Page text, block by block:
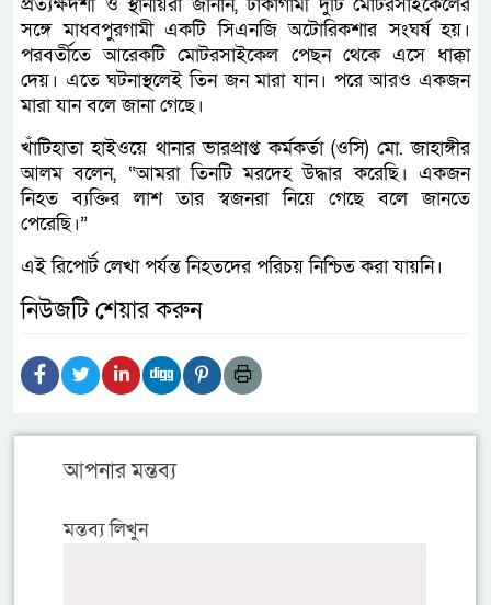
সঙ্গে মাধবপুরগামী একটি সিএনজি অটোরিকশার সংঘর্ষ হয়।
পরবর্তীতে আরেকটি মোটরসাইকেল পেছন থেকে এসে ধাক্কা
দেয়। এতে ঘটনাস্থলেই তিন জন মারা যান। পরে আরও একজন
মারা যান বলে জানা গেছে।
খাঁটিহাতা হাইওয়ে থানার ভারপ্রাপ্ত কর্মকর্তা (ওসি) মো. জাহাঙ্গীর
আলম বলেন, “আমরা তিনটি মরদেহ উদ্ধার করেছি। একজন
নিহত ব্যক্তির লাশ তার স্বজনরা নিয়ে গেছে বলে জানতে
পেরেছি।”
এই রিপোর্ট লেখা পর্যন্ত নিহতদের পরিচয় নিশ্চিত করা যায়নি।
নিউজটি শেয়ার করুন
আপনার মন্তব্য
মন্তব্য লিখুন